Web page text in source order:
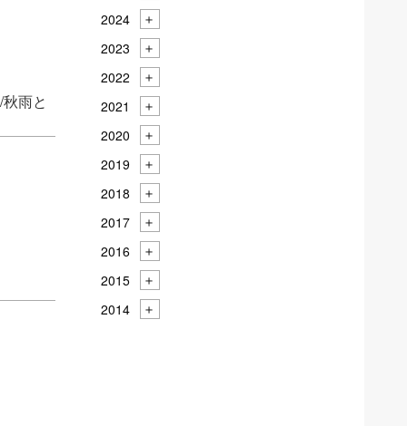
雨と
2024
2023
2022
2021
2020
2019
2018
2017
2016
2015
2014